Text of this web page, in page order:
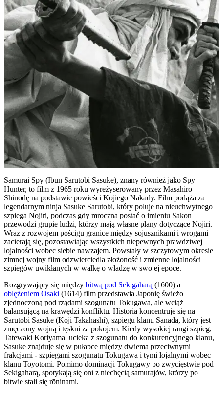
Samurai Spy (Ibun Sarutobi Sasuke), znany również jako Spy
Hunter, to film z 1965 roku wyreżyserowany przez Masahiro
Shinodę na podstawie powieści Kojiego Nakady. Film podąża za
legendarnym ninja Sasuke Sarutobi, który poluje na nieuchwytnego
szpiega Nojiri, podczas gdy mroczna postać o imieniu Sakon
przewodzi grupie ludzi, którzy mają własne plany dotyczące Nojiri.
Wraz z rozwojem pościgu granice między sojusznikami i wrogami
zacierają się, pozostawiając wszystkich niepewnych prawdziwej
lojalności wobec siebie nawzajem. Powstały w szczytowym okresie
zimnej wojny film odzwierciedla złożoność i zmienne lojalności
szpiegów uwikłanych w walkę o władzę w swojej epoce.
Rozgrywający się między bitwą pod Sekigaharą (1600) a
oblężeniem Osaki (1614) film przedstawia Japonię świeżo
zjednoczoną pod rządami szogunatu Tokugawa, ale wciąż
balansującą na krawędzi konfliktu. Historia koncentruje się na
Sarutobi Sasuke (Kōji Takahashi), szpiegu klanu Sanada, który jest
zmęczony wojną i tęskni za pokojem. Kiedy wysokiej rangi szpieg,
Tatewaki Koriyama, ucieka z szogunatu do konkurencyjnego klanu,
Sasuke znajduje się w pułapce między dwiema przeciwnymi
frakcjami - szpiegami szogunatu Tokugawa i tymi lojalnymi wobec
klanu Toyotomi. Pomimo dominacji Tokugawy po zwycięstwie pod
Sekigaharą, spotykają się oni z niechęcią samurajów, którzy po
bitwie stali się rōninami.